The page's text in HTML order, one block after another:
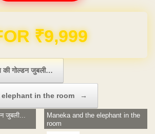
₹9,999
की गोल्डन जुबली…
elephant in the room →
जुबली...
Maneka and the elephant in the
room